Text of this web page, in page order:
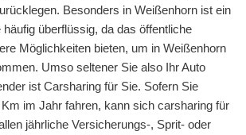
Besonders in Weißenhorn ist ein
überflüssig, da das öffentliche
Möglichkeiten bieten, um in Weißenhorn
Umso seltener Sie also Ihr Auto
ist Carsharing für Sie. Sofern Sie
im Jahr fahren, kann sich carsharing für
jährliche Versicherungs-, Sprit- oder